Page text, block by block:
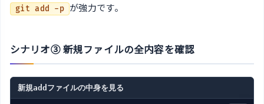
git add -p が強力です。
シナリオ③ 新規ファイルの全内容を確認
新規addファイルの中身を見る